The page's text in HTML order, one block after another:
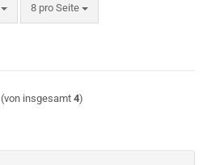
8 pro Seite
pro Seite
(von insgesamt 4)